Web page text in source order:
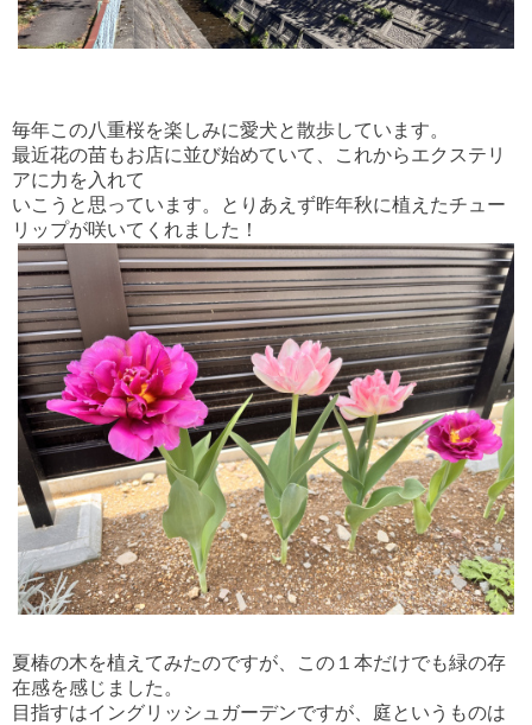
毎年この八重桜を楽しみに愛犬と散歩しています。
最近花の苗もお店に並び始めていて、これからエクステリ
アに力を入れて
いこうと思っています。とりあえず昨年秋に植えたチュー
リップが咲いてくれました！
夏椿の木を植えてみたのですが、この１本だけでも緑の存
在感を感じました。
目指すはイングリッシュガーデンですが、庭というものは